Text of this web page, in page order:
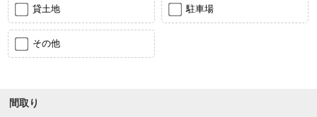
貸土地 駐車場
その他
間取り